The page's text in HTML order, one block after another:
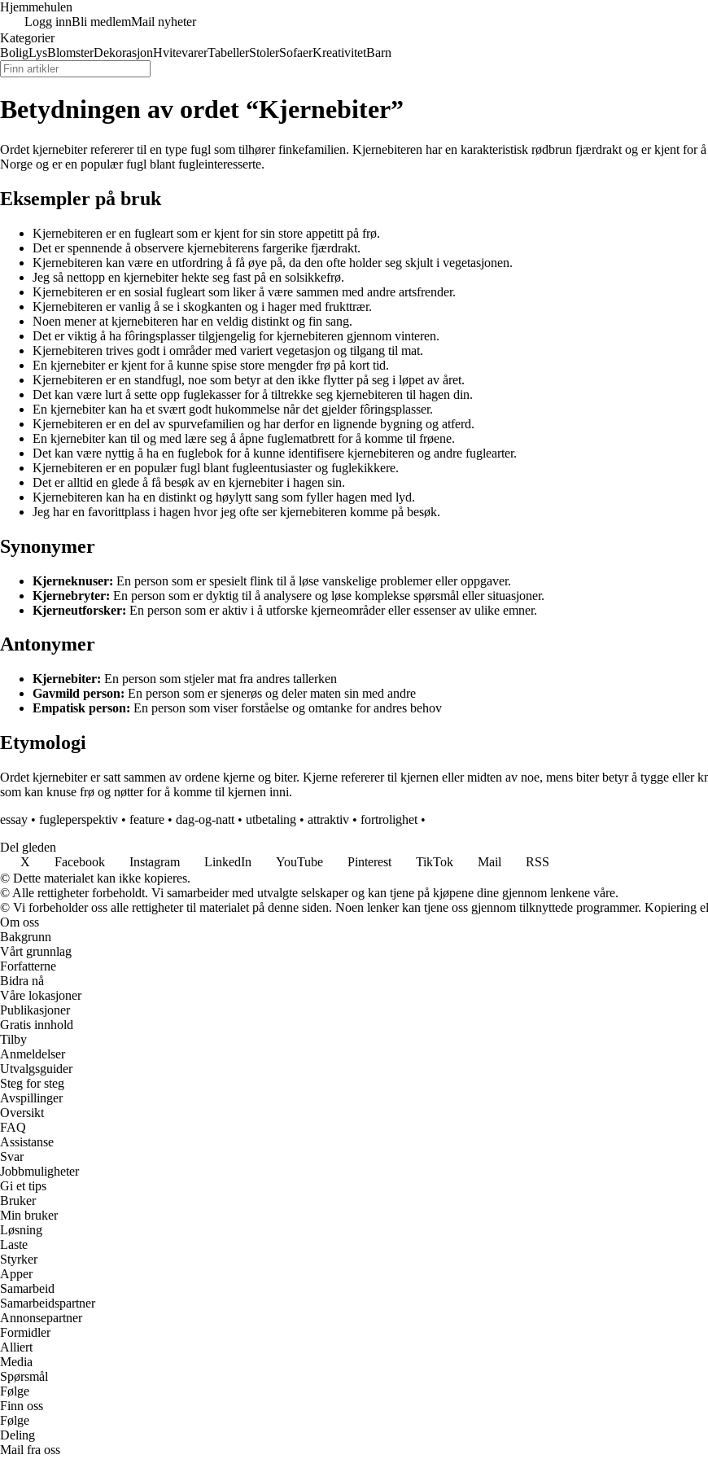
Hjemmehulen
Logg innBli medlemMail nyheter
Kategorier
BoligLysBlomsterDekorasjonHvitevarerTabellerStolerSofaerKreativitetBarn
Betydningen av ordet “Kjernebiter”
Ordet kjernebiter refererer til en type fugl som tilhører finkefamilien. Kjernebiteren har en karakteristisk rødbrun fjærdrakt og er kjent for
Norge og er en populær fugl blant fugleinteresserte.
Eksempler på bruk
Kjernebiteren er en fugleart som er kjent for sin store appetitt på frø.
Det er spennende å observere kjernebiterens fargerike fjærdrakt.
Kjernebiteren kan være en utfordring å få øye på, da den ofte holder seg skjult i vegetasjonen.
Jeg så nettopp en kjernebiter hekte seg fast på en solsikkefrø.
Kjernebiteren er en sosial fugleart som liker å være sammen med andre artsfrender.
Kjernebiteren er vanlig å se i skogkanten og i hager med frukttrær.
Noen mener at kjernebiteren har en veldig distinkt og fin sang.
Det er viktig å ha fôringsplasser tilgjengelig for kjernebiteren gjennom vinteren.
Kjernebiteren trives godt i områder med variert vegetasjon og tilgang til mat.
En kjernebiter er kjent for å kunne spise store mengder frø på kort tid.
Kjernebiteren er en standfugl, noe som betyr at den ikke flytter på seg i løpet av året.
Det kan være lurt å sette opp fuglekasser for å tiltrekke seg kjernebiteren til hagen din.
En kjernebiter kan ha et svært godt hukommelse når det gjelder fôringsplasser.
Kjernebiteren er en del av spurvefamilien og har derfor en lignende bygning og atferd.
En kjernebiter kan til og med lære seg å åpne fuglematbrett for å komme til frøene.
Det kan være nyttig å ha en fuglebok for å kunne identifisere kjernebiteren og andre fuglearter.
Kjernebiteren er en populær fugl blant fugleentusiaster og fuglekikkere.
Det er alltid en glede å få besøk av en kjernebiter i hagen sin.
Kjernebiteren kan ha en distinkt og høylytt sang som fyller hagen med lyd.
Jeg har en favorittplass i hagen hvor jeg ofte ser kjernebiteren komme på besøk.
Synonymer
Kjerneknuser: En person som er spesielt flink til å løse vanskelige problemer eller oppgaver.
Kjernebryter: En person som er dyktig til å analysere og løse komplekse spørsmål eller situasjoner.
Kjerneutforsker: En person som er aktiv i å utforske kjerneområder eller essenser av ulike emner.
Antonymer
Kjernebiter: En person som stjeler mat fra andres tallerken
Gavmild person: En person som er sjenerøs og deler maten sin med andre
Empatisk person: En person som viser forståelse og omtanke for andres behov
Etymologi
Ordet kjernebiter er satt sammen av ordene kjerne og biter. Kjerne refererer til kjernen eller midten av noe, mens biter betyr å tygge eller
som kan knuse frø og nøtter for å komme til kjernen inni.
essay • fugleperspektiv • feature • dag-og-natt • utbetaling • attraktiv • fortrolighet •
Del gleden
X
Facebook Instagram LinkedIn YouTube Pinterest TikTok Mail
RSS
© Dette materialet kan ikke kopieres.
© Alle rettigheter forbeholdt. Vi samarbeider med utvalgte selskaper og kan tjene på kjøpene dine gjennom lenkene våre.
© Vi forbeholder oss alle rettigheter til materialet på denne siden. Noen lenker kan tjene oss gjennom tilknyttede programmer. Kopiering
Om oss
Bakgrunn
Vårt grunnlag
Forfatterne
Bidra nå
Våre lokasjoner
Publikasjoner
Gratis innhold
Tilby
Anmeldelser
Utvalgsguider
Steg for steg
Avspillinger
Oversikt
FAQ
Assistanse
Svar
Jobbmuligheter
Gi et tips
Bruker
Min bruker
Løsning
Laste
Styrker
Apper
Samarbeid
Samarbeidspartner
Annonsepartner
Formidler
Alliert
Media
Spørsmål
Følge
Finn oss
Følge
Deling
Mail fra oss